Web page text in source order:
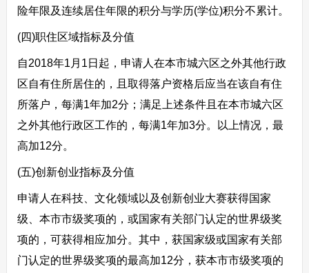
险年限及连续居住年限的积分与学历(学位)积分不累计。
(四)职住区域指标及分值
自2018年1月1日起，申请人在本市城六区之外其他行政
区自有住所居住的，且取得落户资格后应当在该自有住
所落户，每满1年加2分；满足上述条件且在本市城六区
之外其他行政区工作的，每满1年加3分。以上情况，最
高加12分。
(五)创新创业指标及分值
申请人在科技、文化领域以及创新创业大赛获得国家
级、本市市级奖项的，或国家有关部门认定的世界级奖
项的，可获得相应加分。其中，获国家级或国家有关部
门认定的世界级奖项的最高加12分，获本市市级奖项的